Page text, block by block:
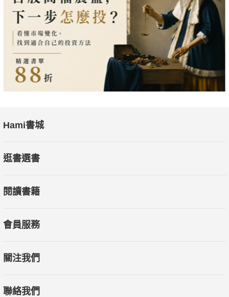
Hami書城
逛書選書
閱讀書籍
會員服務
關注我們
聯絡我們